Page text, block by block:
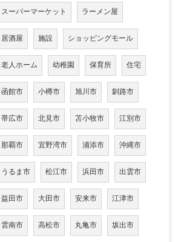
スーパーマーケット ラーメン屋
居酒屋 施設 ショッピングモール
老人ホーム 幼稚園 保育所 住宅
函館市 小樽市 旭川市 釧路市
帯広市 北見市 苫小牧市 江別市
那覇市 宜野湾市 浦添市 沖縄市
うるま市 松江市 浜田市 出雲市
益田市 大田市 安来市 江津市
雲南市 高松市 丸亀市 坂出市